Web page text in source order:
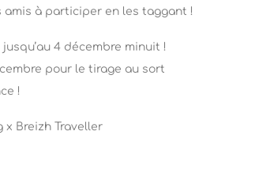
amis à participer en les taggant !
4 décembre minuit !
pour le tirage au sort
!
x Breizh Traveller